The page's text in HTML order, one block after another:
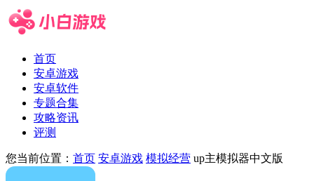
首页
安卓游戏
安卓软件
专题合集
攻略资讯
评测
您当前位置： 首页 安卓游戏 模拟经营 up主模拟器中文版